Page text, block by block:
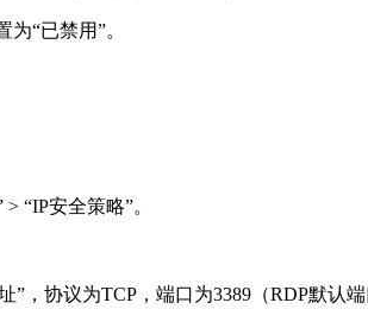
“已禁用”。
“IP安全策略”。
，协议为TCP，端口为3389（RDP默认端